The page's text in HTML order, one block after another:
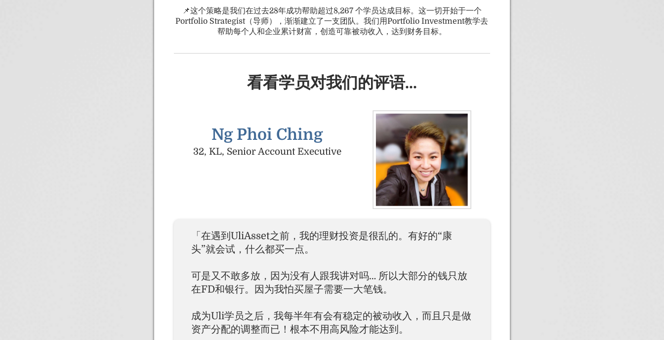
📌这个策略是我们在过去28年成功帮助超过8,267 个学员达成目标。这一切开始于一个
Portfolio Strategist（导师），渐渐建立了一支团队。我们用Portfolio Investment教学去
帮助每个人和企业累计财富，创造可靠被动收入，达到财务目标。
看看学员对我们的评语...
Ng Phoi Ching
32, KL, Senior Account Executive
「在遇到UliAsset之前，我的理财投资是很乱的。有好的“康
头”就会试，什么都买一点。
可是又不敢多放，因为没有人跟我讲对吗… 所以大部分的钱只放
在FD和银行。因为我怕买屋子需要一大笔钱。
成为Uli学员之后，我每半年有会有稳定的被动收入，而且只是做
资产分配的调整而已！根本不用高风险才能达到。